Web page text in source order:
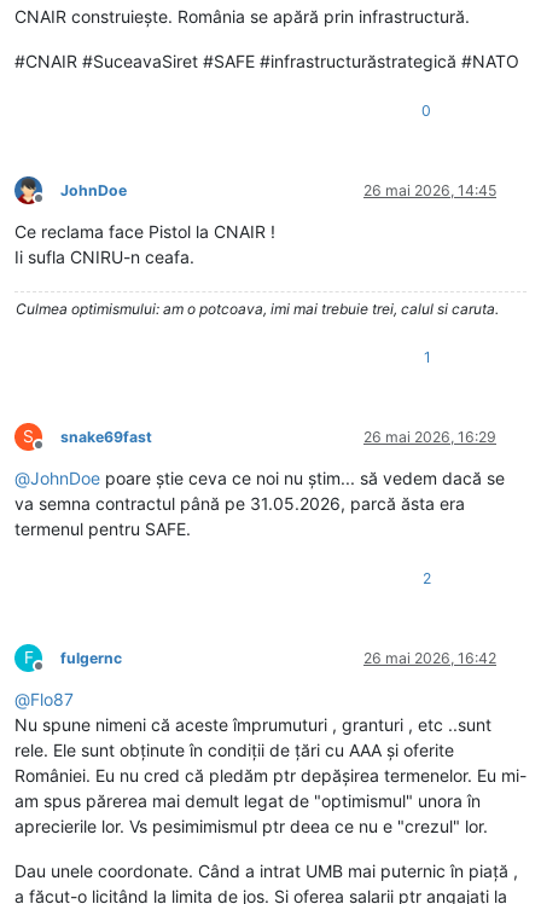
CNAIR construiește. România se apără prin infrastructură.
#CNAIR #SuceavaSiret #SAFE #infrastructurăstrategică #NATO
0
Deconectat
JohnDoe 26 mai 2026, 14:45
Ce reclama face Pistol la CNAIR !
Ii sufla CNIRU-n ceafa.
Culmea optimismului: am o potcoava, imi mai trebuie trei, calul si caruta.
1
S
Deconectat
snake69fast 26 mai 2026, 16:29
@JohnDoe poare știe ceva ce noi nu știm... să vedem dacă se
va semna contractul până pe 31.05.2026, parcă ăsta era
termenul pentru SAFE.
2
F
Deconectat
fulgernc 26 mai 2026, 16:42
@Flo87
Nu spune nimeni că aceste împrumuturi , granturi , etc ..sunt
rele. Ele sunt obținute în condiții de țări cu AAA și oferite
României. Eu nu cred că pledăm ptr depășirea termenelor. Eu mi-
am spus părerea mai demult legat de "optimismul" unora în
aprecierile lor. Vs pesimimismul ptr deea ce nu e "crezul" lor.
Dau unele coordonate. Când a intrat UMB mai puternic în piață ,
a făcut-o licitând la limita de jos. Și oferea salarii ptr angajați la